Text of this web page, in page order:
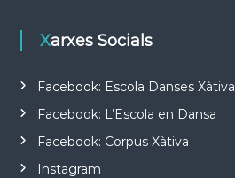
Xarxes Socials
Facebook: Escola Danses Xàtiva
Facebook: L’Escola en Dansa
Facebook: Corpus Xàtiva
Instagram